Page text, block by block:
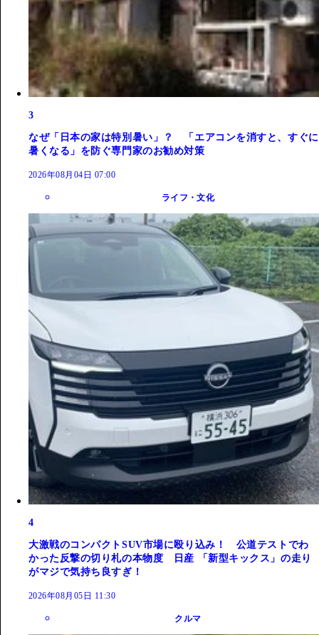
3
なぜ「日本の家は特別暑い」？ 「エアコンを消すと、すぐに
暑くなる」を防ぐ専門家のお勧め対策
2026年08月04日 07:00
ライフ・文化
4
大激戦のコンパクトSUV市場に殴り込み！ 公道テストでわ
かった反撃の切り札の本物度 日産 「新型キックス」の走り
がマジで気持ち良すぎ！
2026年08月05日 11:30
クルマ